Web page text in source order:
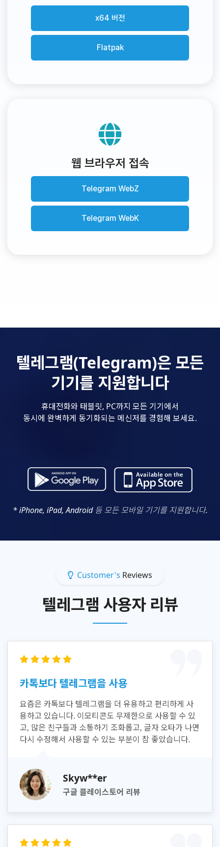
x64 버전
Flatpak
웹 브라우저 접속
Telegram WebZ
Telegram WebK
텔레그램(Telegram)은 모든
기기를 지원합니다
휴대전화와 태블릿, PC까지 모든 기기에서
동시에 완벽하게 동기화되는 메신저를 경험해 보세요.
* iPhone, iPad, Android 등 모든 모바일 기기를 지원합니다.
Customer's Reviews
텔레그램 사용자 리뷰
카톡보다 텔레그램을 사용
요즘은 카톡보다 텔레그램을 더 유용하고 편리하게 사
용하고 있습니다. 이모티콘도 무제한으로 사용할 수 있
고, 많은 친구들과 소통하기 조화롭고, 글자 오타가 나면
다시 수정해서 사용할 수 있는 부분이 참 좋았습니다.
Skyw**er
구글 플레이스토어 리뷰